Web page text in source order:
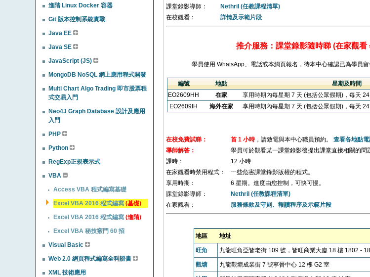
進階 Linux Docker 容器
Git 版本控制系統實戰
Java EE
Java SE
JavaScript (JS)
MongoDB NoSQL 網上應用程式開發
Multi Chart Algo Trading 即市股票程
式交易入門
Neo4J Graph Database 設計及應用
入門
PHP
Python
RegExp正規表示式
VBA
Access VBA 程式編寫基礎
Excel VBA 2016 程式編寫 (基礎)
Excel VBA 2016 程式編寫 (進階)
Excel VBA 秘技竅門 60 招
Visual Basic
Web 2.0 網頁程式編寫全科證書
XML 技術應用
課堂錄影導師：
Nethril (任教課程清單)
在校觀看：
詳情及示範片段
推介服務：課堂錄影隨時睇 (在家觀看
學員使用 WhatsApp、電話或本網頁報名，待本中心確認已為學員
編號 地點 星期及時間
EO2609HH
在家 享用時期內每星期 7 天 (包括公眾假期)，每天
EO2609IH
海外在家 享用時期內每星期 7 天 (包括公眾假期)，每天
在校免費試睇：
首 1 小時，請致電與本中心職員預約。 查看各地點
導師解答：
學員可於觀看某一課堂錄影後提出課堂直接相關的問
課時：
12 小時
在家觀看時禁用程式：
一些危害課堂錄影版權的程式。
享用時期：
6 星期。進度由您控制，可快可慢。
課堂錄影導師：
Nethril (任教課程清單)
在家觀看：
服務條款及守則、報讀程序及示範片段
地區 地址
旺角 九龍旺角亞皆老街 109 號，皆旺商業大廈 18 樓 1802 -
觀塘 九龍觀塘成業街 7 號寧晉中心 12 樓 G2 室